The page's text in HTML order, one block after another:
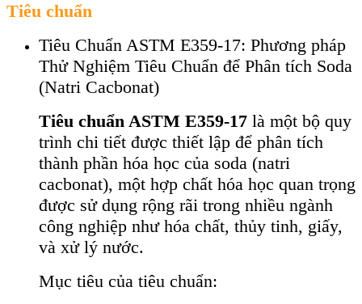
Tiêu chuẩn
Tiêu Chuẩn ASTM E359-17: Phương pháp
Thử Nghiệm Tiêu Chuẩn để Phân tích Soda
(Natri Cacbonat)
Tiêu chuẩn ASTM E359-17 là một bộ quy
trình chi tiết được thiết lập để phân tích
thành phần hóa học của soda (natri
cacbonat), một hợp chất hóa học quan trọng
được sử dụng rộng rãi trong nhiều ngành
công nghiệp như hóa chất, thủy tinh, giấy,
và xử lý nước.
Mục tiêu của tiêu chuẩn: